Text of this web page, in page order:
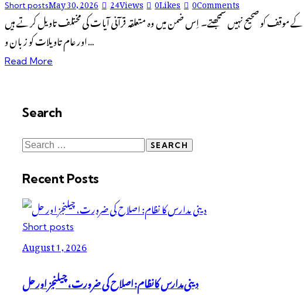
Short posts
موقف کو صحیح نہیں سمجھتے۔ اِس ضمن میں وہ متعلقہ قرآنی آیات کی مختلف تاویل کرتے ہیں
اور عام تاویلات کو زبان و…
Read More
Search
Recent Posts
Short posts
August 1, 2026
دینی مدارس کا نظام: اصلاح کی ضرورت، چیلنجز اور حل